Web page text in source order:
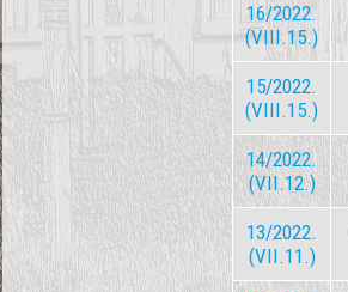
16/2022.
(VIII.15.)
15/2022.
(VIII.15.)
14/2022.
(VII.12.)
13/2022.
(VII.11.)